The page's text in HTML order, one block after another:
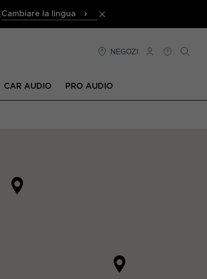
Cambiare la lingua
NEGOZI
CONNESSIONE
AIUTO
CAR AUDIO PRO AUDIO